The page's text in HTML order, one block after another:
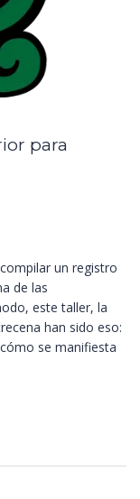
para
un registro
de las
este taller, la
han sido eso:
se manifiesta